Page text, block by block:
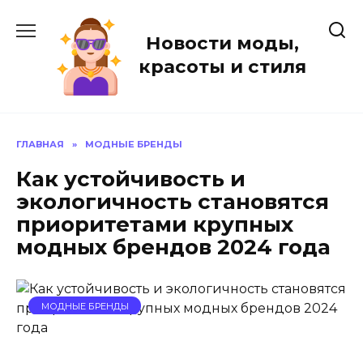
содержанию
Новости моды,
красоты и стиля
ГЛАВНАЯ » МОДНЫЕ БРЕНДЫ
Как устойчивость и
экологичность становятся
приоритетами крупных
модных брендов 2024 года
МОДНЫЕ БРЕНДЫ